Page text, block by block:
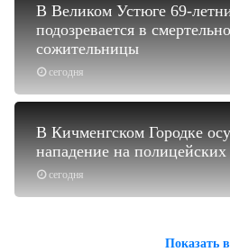
сегодня
В Великом Устюге 69-
подозревается в
сожительницы
сегодня
В Кичменгском Городке
нападение на полицейских
Показать